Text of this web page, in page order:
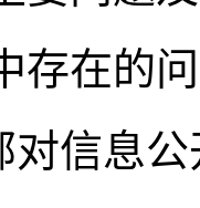
存在的
对信息